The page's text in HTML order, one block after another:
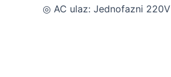
◎ AC ulaz: Jednofazni 220V